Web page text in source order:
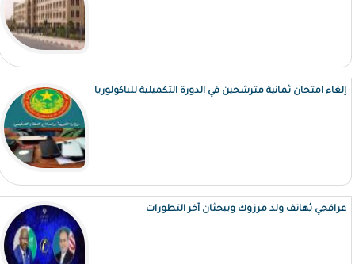
إلغاء امتحان ثمانية مترشحين في الدورة التكميلية للباكولوريا
عراقجي يُهاتف ولد مرزوك ويبحثان آخر التطورات